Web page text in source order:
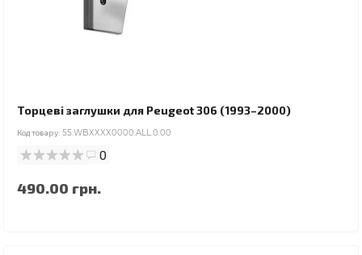
Торцеві заглушки для Peugeot 306 (1993–2000)
Код товару: 55.WBXXXX0000.ALL.0.00
0
490.00 грн.